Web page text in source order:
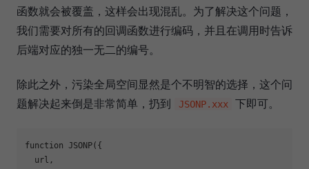
函数就会被覆盖，这样会出现混乱。为了解决这个问题，
我们需要对所有的回调函数进行编码，并且在调用时告诉
后端对应的独一无二的编号。
除此之外，污染全局空间显然是个不明智的选择，这个问
题解决起来倒是非常简单，扔到
JSONP.xxx 下即可。
function JSONP({
  url,